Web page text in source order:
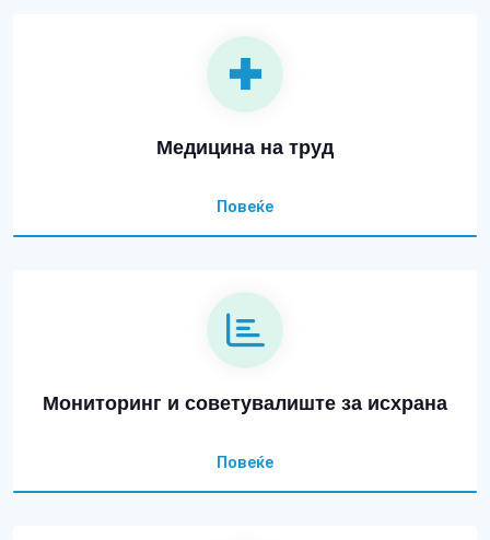
Медицина на труд
Повеќе
Мониторинг и советувалиште за исхрана
Повеќе